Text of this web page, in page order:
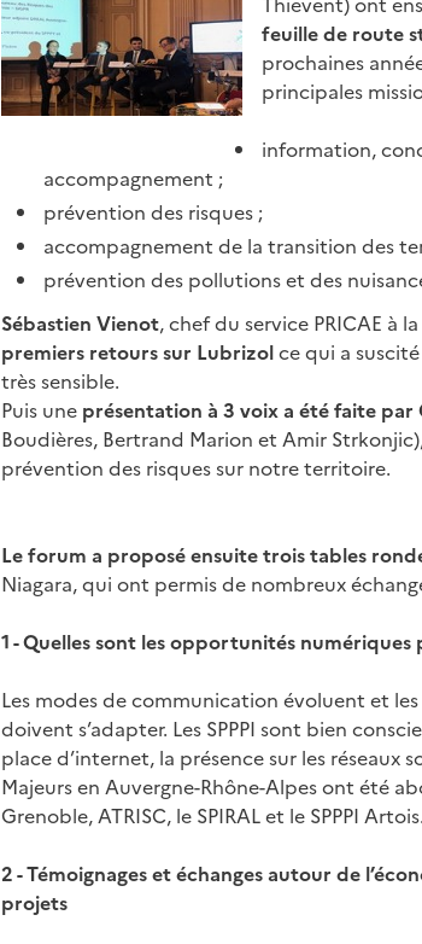
feuille de route
prochaines
principales
information,
accompagnement ;
prévention des risques ;
accompagnement de la transition des
prévention des pollutions et des
Sébastien Vienot, chef du service PRICAE à
premiers retours sur Lubrizolce qui a
très sensible.
Puis une présentation à 3 voix a été faite
Boudières, Bertrand Marion et Amir
prévention des risques sur notre territoire.
Le forum a proposé ensuite trois tables
Niagara, qui ont permis de nombreux
1 - Quelles sont les opportunités numériques
Les modes de communication évoluent et
doivent s’adapter. Les SPPPI sont bien
place d’internet, la présence sur les réseaux
Majeurs en Auvergne-Rhône-Alpes ont été
Grenoble, ATRISC, le SPIRAL et le SPPPI Artois.
2 - Témoignages et échanges autour de
projets